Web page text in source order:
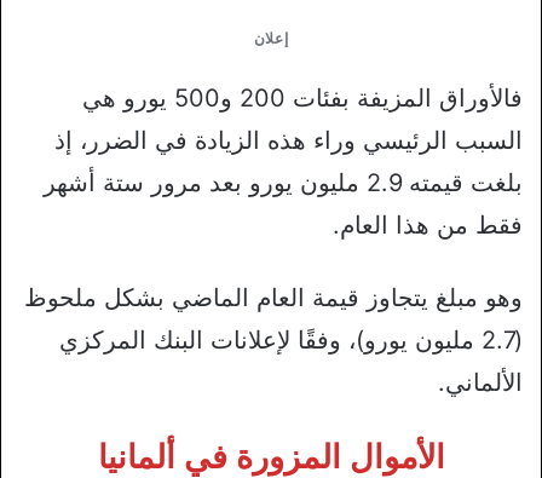
إعلان
فالأوراق المزيفة بفئات 200 و500 يورو هي
السبب الرئيسي وراء هذه الزيادة في الضرر، إذ
بلغت قيمته 2.9 مليون يورو بعد مرور ستة أشهر
فقط من هذا العام.
وهو مبلغ يتجاوز قيمة العام الماضي بشكل ملحوظ
(2.7 مليون يورو)، وفقًا لإعلانات البنك المركزي
الألماني.
الأموال المزورة في ألمانيا